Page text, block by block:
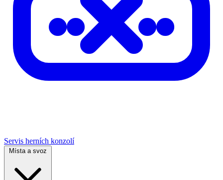
Servis herních konzolí
Místa a svoz